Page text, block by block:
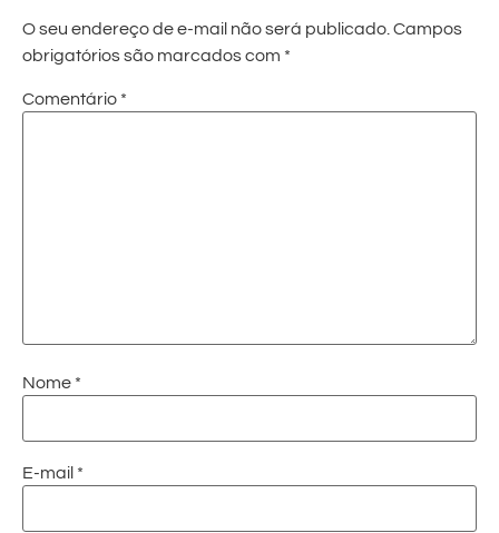
O seu endereço de e-mail não será publicado. Campos
obrigatórios são marcados com *
Comentário *
Nome *
E-mail *